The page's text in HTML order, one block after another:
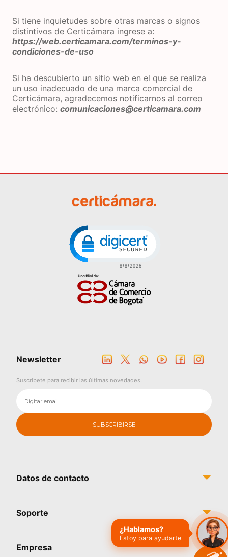
Si tiene inquietudes sobre otras marcas o signos
distintivos de Certicámara ingrese a:
https://web.certicamara.com/terminos-y-
condiciones-de-uso
Si ha descubierto un sitio web en el que se realiza
un uso inadecuado de una marca comercial de
Certicámara, agradecemos notificarnos al correo
electrónico: comunicaciones@certicamara.com
Imagen
Datos de contacto
Soporte
Empresa
Newsletter
Suscríbete para recibir las últimas novedades.
¿Hablamos?
Estoy para ayudarte